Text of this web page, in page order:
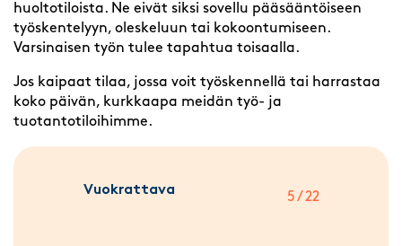
huoltotiloista. Ne eivät siksi sovellu pääsääntöiseen
työskentelyyn, oleskeluun tai kokoontumiseen.
Varsinaisen työn tulee tapahtua toisaalla.
Jos kaipaat tilaa, jossa voit työskennellä tai harrastaa
koko päivän, kurkkaapa meidän työ- ja
tuotantotiloihimme.
Vuokrattava 5 / 22